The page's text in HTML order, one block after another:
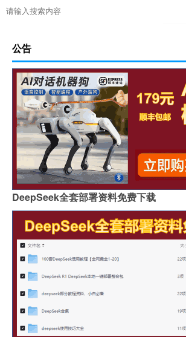
公告
DeepSeek全套部署资料免费下载